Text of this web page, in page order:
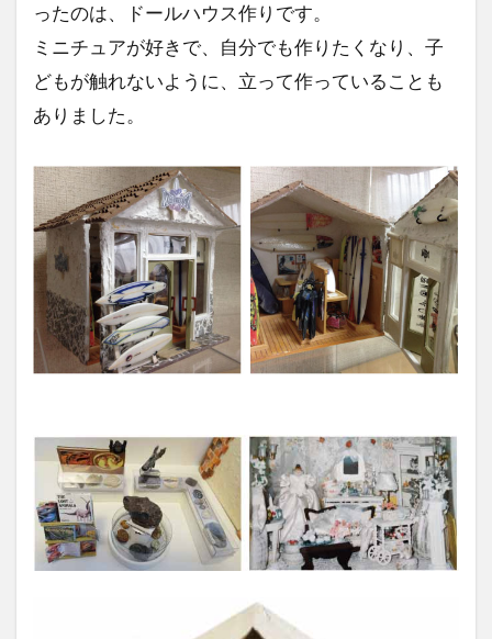
ったのは、ドールハウス作りです。
ミニチュアが好きで、自分でも作りたくなり、子
どもが触れないように、立って作っていることも
ありました。